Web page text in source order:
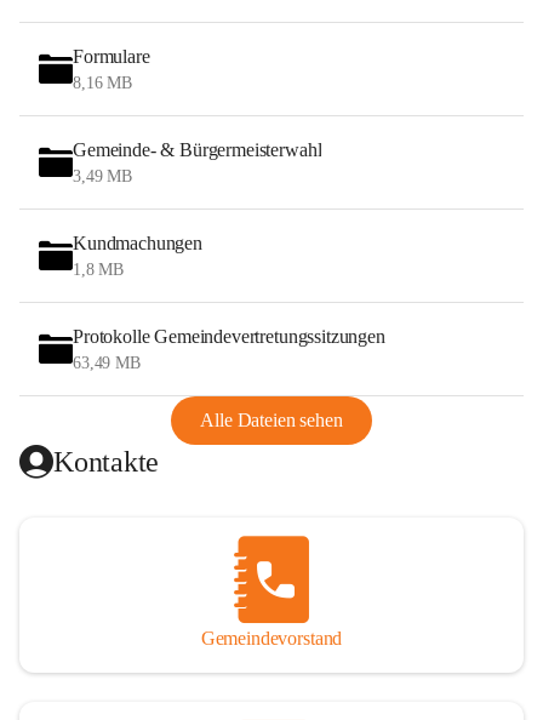
Formulare
8,16 MB
Gemeinde- & Bürgermeisterwahl
3,49 MB
Kundmachungen
1,8 MB
Protokolle Gemeindevertretungssitzungen
63,49 MB
Alle Dateien sehen
Kontakte
Gemeindevorstand